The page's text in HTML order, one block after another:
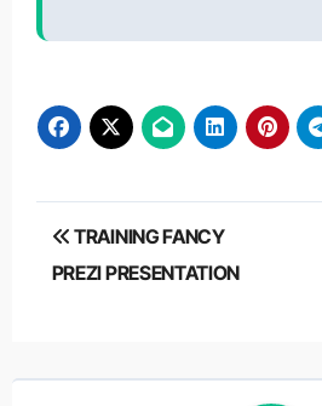
Post
navigation
TRAINING FANCY
PREZI PRESENTATION